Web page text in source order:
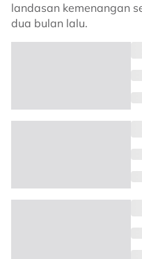
landasan kemenangan
dua bulan lalu.